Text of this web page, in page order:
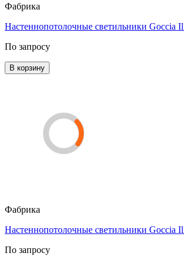
Фабрика
Настеннопотолочные светильники
По запросу
В корзину
Фабрика
Настеннопотолочные светильники Goccia
По запросу